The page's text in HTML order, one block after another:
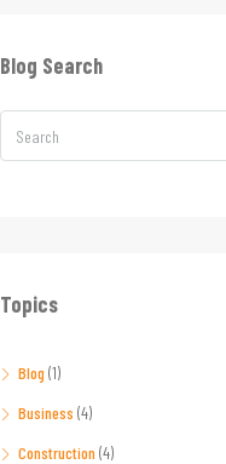
Blog Search
Topics
Blog (1)
Business (4)
Construction (4)